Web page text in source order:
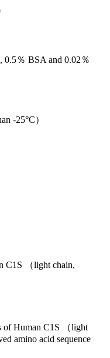
0.5％ BSA and 0.02％
-25°C）
C1S （light chain,
of Human C1S （light
amino acid sequence